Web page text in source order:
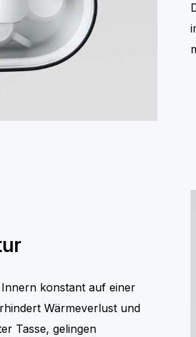
konstant auf einer
Wärmeverlust und
Tasse, gelingen